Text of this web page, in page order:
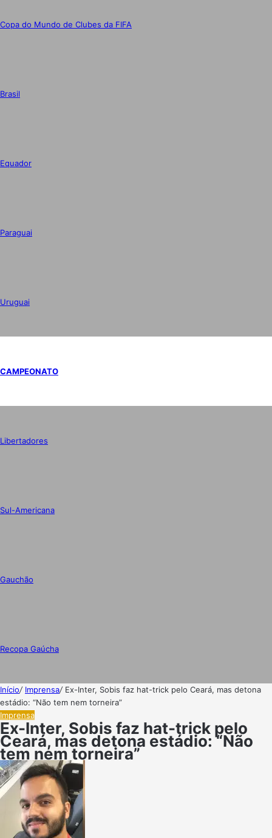
Copa do Mundo de Clubes da FIFA
Brasil
Equador
Paraguai
Uruguai
CAMPEONATO
Libertadores
Sul-Americana
Gauchão
Recopa Gaúcha
Início/ Imprensa/ Ex-Inter, Sobis faz hat-trick pelo Ceará, mas detona
estádio: “Não tem nem torneira”
Imprensa
Ex-Inter, Sobis faz hat-trick pelo
Ceará, mas detona estádio: “Não
tem nem torneira”